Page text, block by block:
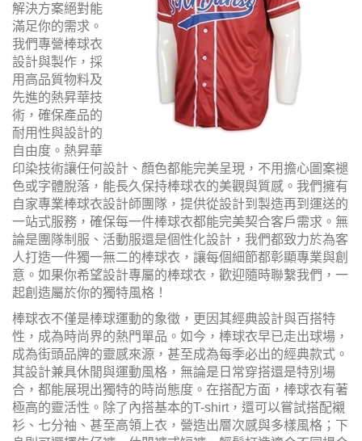
解決方案絕對能
滿足你的需求。
我們專營棒球衣
設計與製作，採
用高品質物料及
先進的熱昇華技
術，確保產品的
耐用性與設計的
自由度。熱昇華
印染技術讓任何設計、顏色都能完美呈現，不用擔心圖案褪
色或字體脫落，能長久保持棒球衣的美觀與質感。我們擁有
自家專業棒球衣設計師團隊，提供從設計到製造再到運送的
一站式服務，確保每一件棒球衣都能完美契合客戶需求。無
論是團隊制服、活動服還是個性化設計，我們都致力於為客
人打造一件獨一無二的棒球衣，讓每個細節都彰顯專業與創
意。如果你希望設計專屬的棒球衣，歡迎隨時聯繫我們，一
起創造屬於你的獨特風格！
棒球衣不僅是棒球運動的象徵，更因其經典設計與百搭特
性，成為時尚界的熱門單品。如今，棒球衣早已走出球場，
成為街頭品牌的靈感來源，甚至成為每季必出的經典款式。
其設計兼具休閒與運動風格，無論是日常穿搭還是特別場
合，都能展現出獨特的時尚態度。在搭配方面，棒球衣有著
極高的靈活性。除了內搭基本的T-shirt，還可以嘗試搭配襯
衫、七分袖、甚至高領上衣，營造出層次感與多樣風格；下